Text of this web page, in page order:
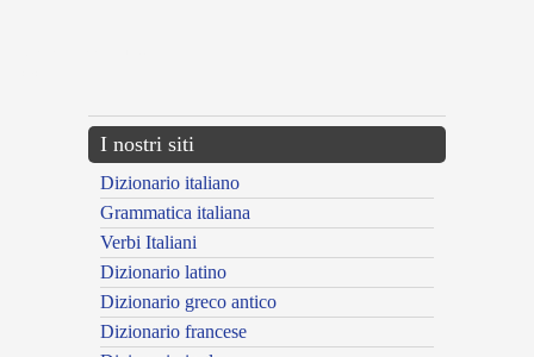
I nostri siti
Dizionario italiano
Grammatica italiana
Verbi Italiani
Dizionario latino
Dizionario greco antico
Dizionario francese